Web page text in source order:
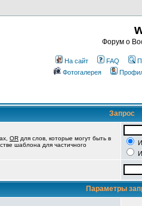
Форум о
На сайт FAQ
Фотогалерея
Запрос
OR для слов, которые могут быть в
шаблона для частичного
Параметры